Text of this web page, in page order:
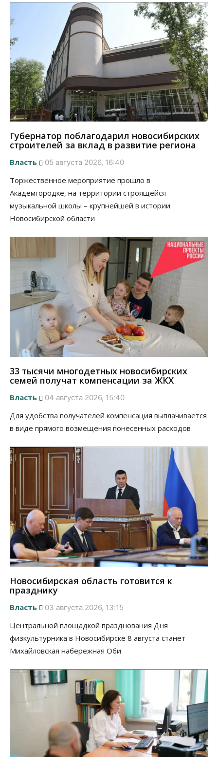
Губернатор поблагодарил новосибирских
строителей за вклад в развитие региона
Власть 05 августа 2026, 16:40
Торжественное мероприятие прошло в
Академгородке, на территории строящейся
музыкальной школы – крупнейшей в истории
Новосибирской области
33 тысячи многодетных новосибирских
семей получат компенсации за ЖКХ
Власть 04 августа 2026, 15:40
Для удобства получателей компенсация выплачивается
в виде прямого возмещения понесенных расходов
Новосибирская область готовится к
празднику
Власть 03 августа 2026, 13:15
Центральной площадкой празднования Дня
физкультурника в Новосибирске 8 августа станет
Михайловская набережная Оби